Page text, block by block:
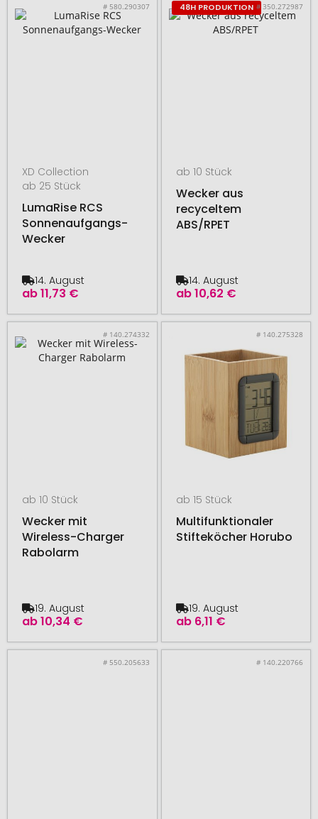
# 580.290307
XD Collection
ab 25 Stück
LumaRise RCS
Sonnenaufgangs-
Wecker
ab11,73 €
14. August
48H PRODUKTION # 350.272987
ab 10 Stück
Wecker aus
recyceltem
ABS/RPET
ab10,62 €
14. August
# 140.274332
ab 10 Stück
Wecker mit
Wireless-Charger
Rabolarm
ab10,34 €
19. August
# 140.275328
ab 15 Stück
Multifunktionaler
Stifteköcher Horubo
ab 6,11 €
19. August
# 550.205633 # 140.220766